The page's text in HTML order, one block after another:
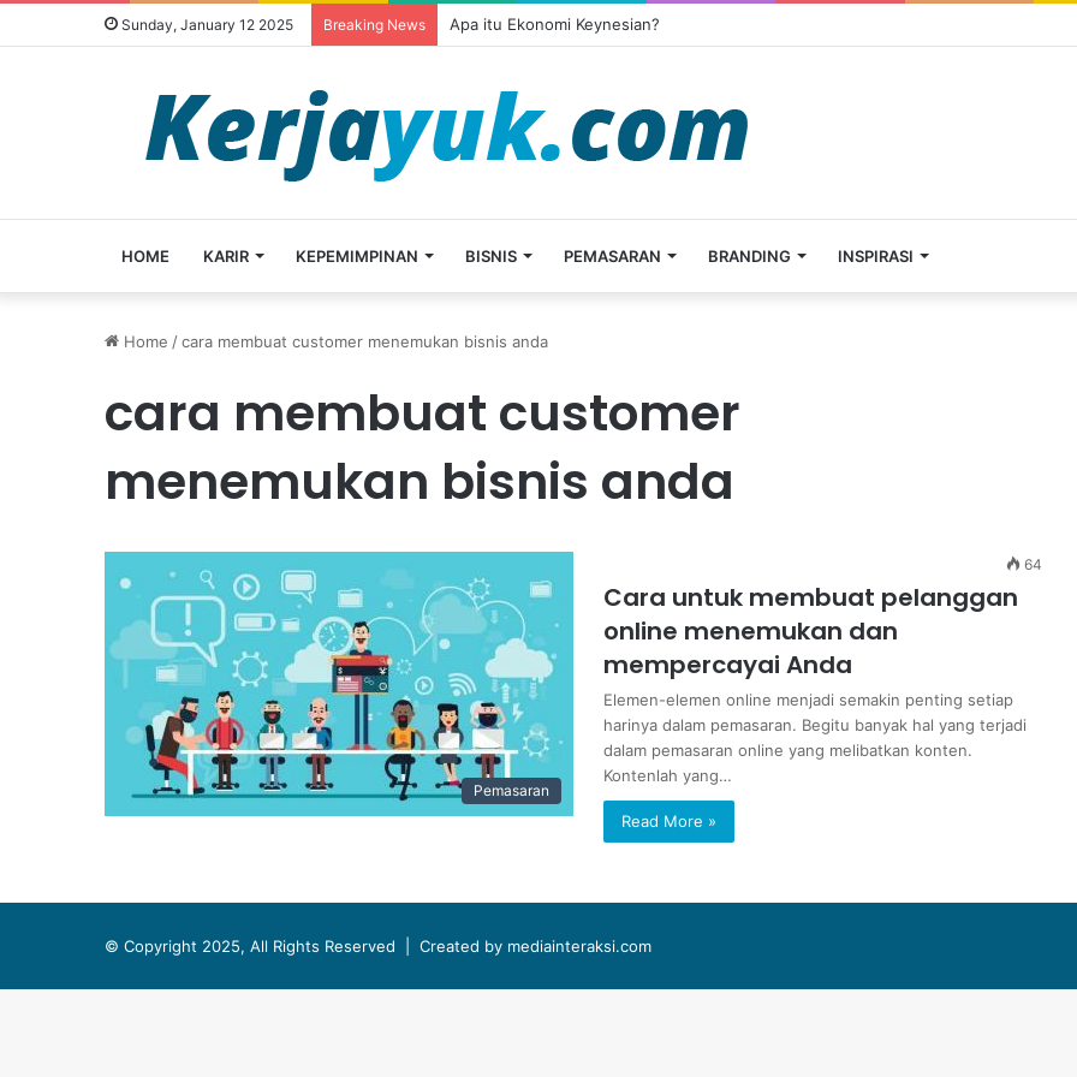
Sunday, January 12 2025 Breaking News Apa itu Ekonomi Keynesian?
HOME KARIR KEPEMIMPINAN BISNIS PEMASARAN BRANDING INSPIRASI
Home /cara membuat customer menemukan bisnis anda
cara membuat customer
menemukan bisnis anda
Pemasaran
64
Cara untuk membuat pelanggan
online menemukan dan
mempercayai Anda
Elemen-elemen online menjadi semakin penting setiap
harinya dalam pemasaran. Begitu banyak hal yang terjadi
dalam pemasaran online yang melibatkan konten.
Kontenlah yang…
Read More »
© Copyright 2025, All Rights Reserved | Created by mediainteraksi.com